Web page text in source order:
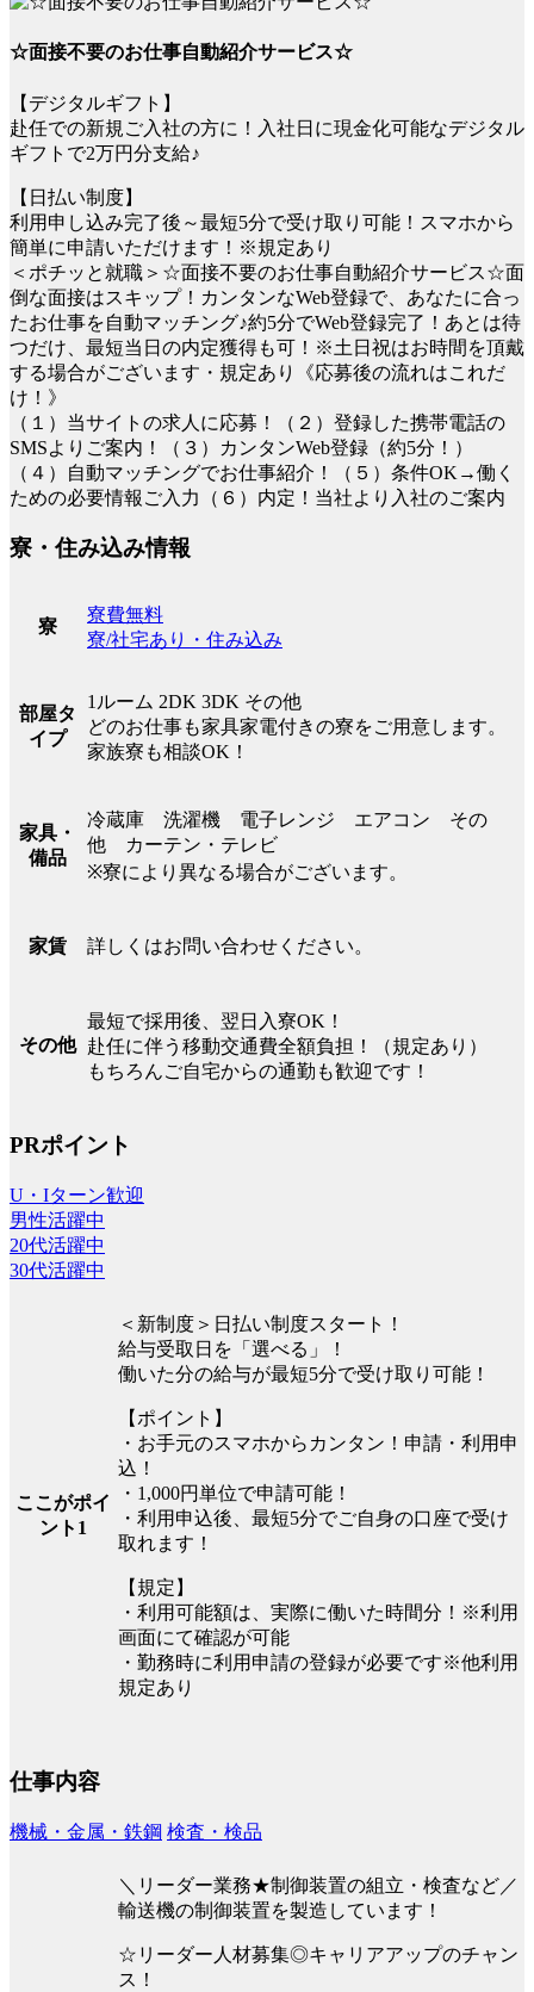
☆面接不要のお仕事自動紹介サービス☆
【デジタルギフト】
赴任での新規ご入社の方に！入社日に現金化可能なデジタル
ギフトで2万円分支給♪
【日払い制度】
利用申し込み完了後～最短5分で受け取り可能！スマホから
簡単に申請いただけます！※規定あり
＜ポチッと就職＞☆面接不要のお仕事自動紹介サービス☆面
倒な面接はスキップ！カンタンなWeb登録で、あなたに合っ
たお仕事を自動マッチング♪約5分でWeb登録完了！あとは待
つだけ、最短当日の内定獲得も可！※土日祝はお時間を頂戴
する場合がございます・規定あり《応募後の流れはこれだ
け！》
（１）当サイトの求人に応募！（２）登録した携帯電話の
SMSよりご案内！（３）カンタンWeb登録（約5分！）
（４）自動マッチングでお仕事紹介！（５）条件OK→働く
ための必要情報ご入力（６）内定！当社より入社のご案内
寮・住み込み情報
寮
寮費無料
寮/社宅あり・住み込み
部屋タ
イプ
1ルーム 2DK 3DK その他
どのお仕事も家具家電付きの寮をご用意します。
家族寮も相談OK！
家具・
備品
冷蔵庫 洗濯機 電子レンジ エアコン その
他 カーテン・テレビ
※寮により異なる場合がございます。
家賃 詳しくはお問い合わせください。
その他
最短で採用後、翌日入寮OK！
赴任に伴う移動交通費全額負担！（規定あり）
もちろんご自宅からの通勤も歓迎です！
PRポイント
U・Iターン歓迎
男性活躍中
20代活躍中
30代活躍中
ここがポイ
ント1
＜新制度＞日払い制度スタート！
給与受取日を「選べる」！
働いた分の給与が最短5分で受け取り可能！
【ポイント】
・お手元のスマホからカンタン！申請・利用申
込！
・1,000円単位で申請可能！
・利用申込後、最短5分でご自身の口座で受け
取れます！
【規定】
・利用可能額は、実際に働いた時間分！※利用
画面にて確認が可能
・勤務時に利用申請の登録が必要です※他利用
規定あり
仕事内容
機械・金属・鉄鋼 検査・検品
＼リーダー業務★制御装置の組立・検査など／
輸送機の制御装置を製造しています！
☆リーダー人材募集◎キャリアアップのチャン
ス！